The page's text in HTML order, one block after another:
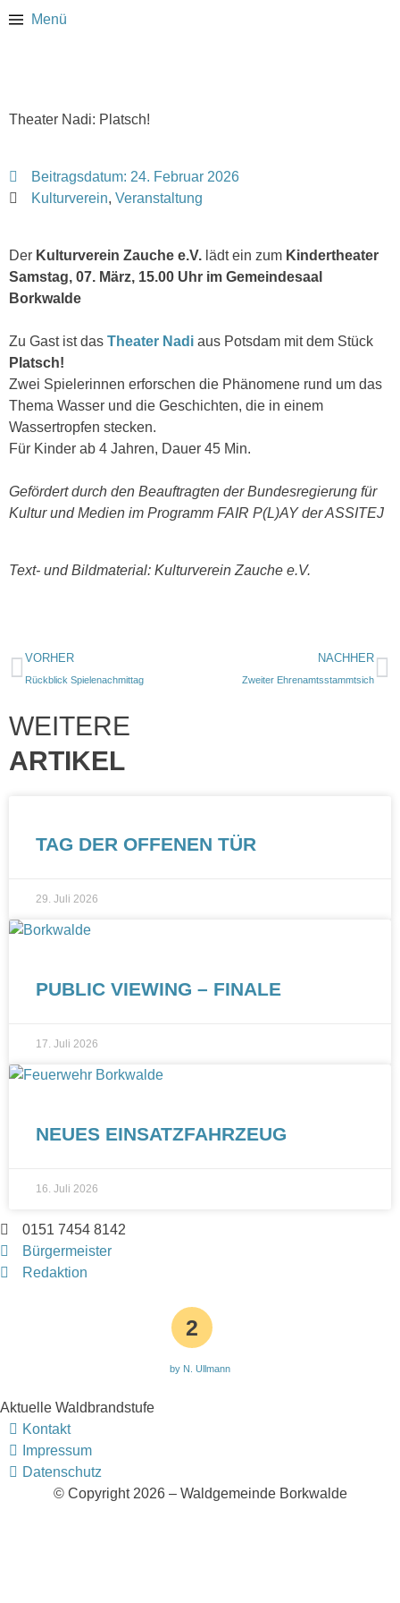
Menü
Theater Nadi: Platsch!
Beitragsdatum: 24. Februar 2026
Kulturverein, Veranstaltung
Der Kulturverein Zauche e.V. lädt ein zum Kindertheater
Samstag, 07. März, 15.00 Uhr im Gemeindesaal
Borkwalde
Zu Gast ist das Theater Nadi aus Potsdam mit dem Stück
Platsch!
Zwei Spielerinnen erforschen die Phänomene rund um das
Thema Wasser und die Geschichten, die in einem
Wassertropfen stecken.
Für Kinder ab 4 Jahren, Dauer 45 Min.
Gefördert durch den Beauftragten der Bundesregierung für
Kultur und Medien im Programm FAIR P(L)AY der ASSITEJ
Text- und Bildmaterial: Kulturverein Zauche e.V.
VORHER
Rückblick Spielenachmittag
NACHHER
Zweiter Ehrenamtsstammtsich
WEITERE
ARTIKEL
TAG DER OFFENEN TÜR
29. Juli 2026
PUBLIC VIEWING – FINALE
17. Juli 2026
NEUES EINSATZFAHRZEUG
16. Juli 2026
0151 7454 8142
Bürgermeister
Redaktion
2
by N. Ullmann
Aktuelle Waldbrandstufe
Kontakt
Impressum
Datenschutz
© Copyright 2026 – Waldgemeinde Borkwalde